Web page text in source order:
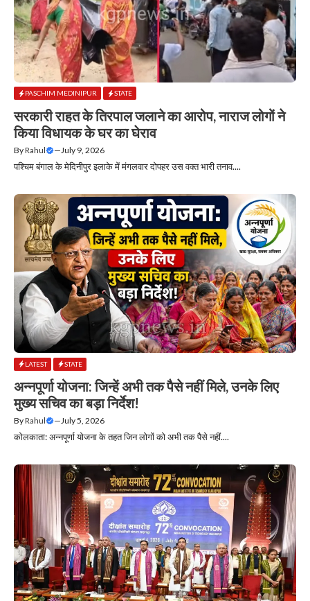
PASCHIM MEDINIPUR STATE
सरकारी राहत के तिरपाल जलाने का आरोप, नाराज लोगों ने
किया विधायक के घर का घेराव
ByRahul — July 9, 2026
पश्चिम बंगाल के मेदिनीपुर इलाके में मंगलवार दोपहर उस वक्त भारी तनाव....
LATEST STATE
अन्नपूर्णा योजना: जिन्हें अभी तक पैसे नहीं मिले, उनके लिए
मुख्य सचिव का बड़ा निर्देश!
ByRahul —July 5, 2026
कोलकाता: अन्नपूर्णा योजना के तहत जिन लोगों को अभी तक पैसे नहीं....